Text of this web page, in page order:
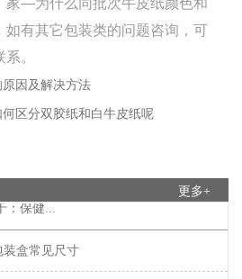
有其它包装类的问题咨询，可
。
因及解决方法
区分双胶纸和白牛皮纸呢
更多+
单色黑和四色黑和区别和运用，
黑 和四色黑 是两种完全不同的色
在...
卡纸印刷能印刷吗？
保健...